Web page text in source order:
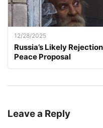
12/28/2025
Russia’s Likely
Peace Proposal
Leave a Reply